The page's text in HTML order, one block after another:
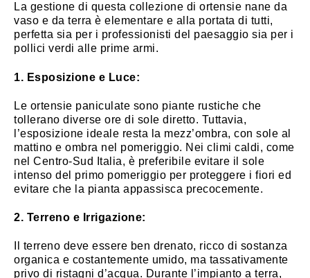
La gestione di questa collezione di ortensie nane da
vaso e da terra è elementare e alla portata di tutti,
perfetta sia per i professionisti del paesaggio sia per i
pollici verdi alle prime armi.
1. Esposizione e Luce:
Le ortensie paniculate sono piante rustiche che
tollerano diverse ore di sole diretto. Tuttavia,
l’esposizione ideale resta la mezz’ombra, con sole al
mattino e ombra nel pomeriggio. Nei climi caldi, come
nel Centro-Sud Italia, è preferibile evitare il sole
intenso del primo pomeriggio per proteggere i fiori ed
evitare che la pianta appassisca precocemente.
2. Terreno e Irrigazione:
Il terreno deve essere ben drenato, ricco di sostanza
organica e costantemente umido, ma tassativamente
privo di ristagni d’acqua. Durante l’impianto a terra,